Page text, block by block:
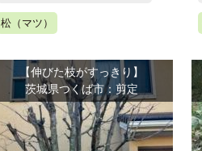
松（マツ）
【伸びた枝がすっきり】
茨城県つくば市：剪定